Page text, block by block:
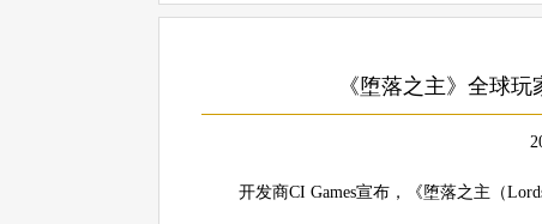
《堕落之主》全球
开发商CI Games宣布，《堕落之主（